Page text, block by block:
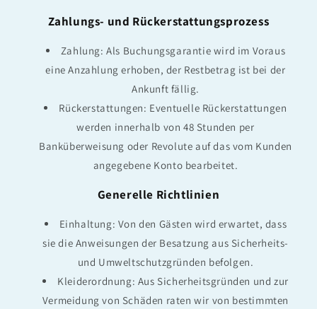
Zahlungs- und Rückerstattungsprozess
Zahlung: Als Buchungsgarantie wird im Voraus
eine Anzahlung erhoben, der Restbetrag ist bei der
Ankunft fällig.
Rückerstattungen: Eventuelle Rückerstattungen
werden innerhalb von 48 Stunden per
Banküberweisung oder Revolute auf das vom Kunden
angegebene Konto bearbeitet.
Generelle Richtlinien
Einhaltung: Von den Gästen wird erwartet, dass
sie die Anweisungen der Besatzung aus Sicherheits-
und Umweltschutzgründen befolgen.
Kleiderordnung: Aus Sicherheitsgründen und zur
Vermeidung von Schäden raten wir von bestimmten